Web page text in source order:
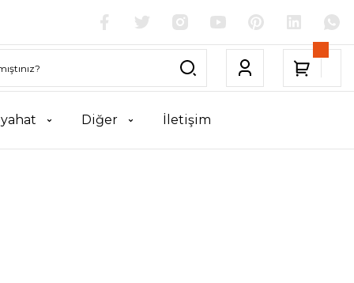
Diğer İletişim